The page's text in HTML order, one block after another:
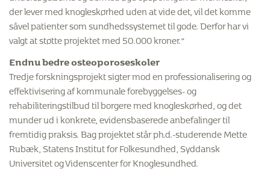
der lever med knogleskørhed uden at vide det, vil det komme
såvel patienter som sundhedssystemet til gode. Derfor har vi
valgt at støtte projektet med 50.000 kroner.”
Endnu bedre osteoporoseskoler
Tredje forskningsprojekt sigter mod en professionalisering og
effektivisering af kommunale forebyggelses- og
rehabiliteringstilbud til borgere med knogleskørhed, og det
munder ud i konkrete, evidensbaserede anbefalinger til
fremtidig praksis. Bag projektet står ph.d.-studerende Mette
Rubæk, Statens Institut for Folkesundhed, Syddansk
Universitet og Videnscenter for Knoglesundhed.